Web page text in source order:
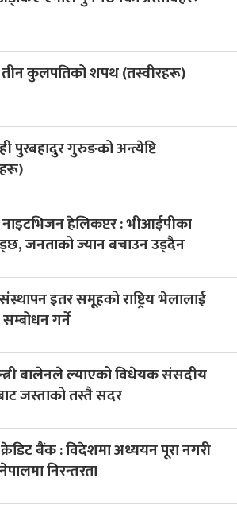
तीन कुलपतिको शपथ (तस्वीरहरू)
पुरबहादुर गुरुङको अन्त्येष्टि
हेलिकप्टर : भीआईपीका
जनताको ज्यान बचाउन उड्दैन
इतर समूहको राष्ट्रिय भेलालाई
गर्ने
बालेनले ल्याएको विधेयक संसदीय
जस्ताको तस्तै सदर
बैंक : विदेशमा अध्ययन पूरा नगरी
निरन्तरता